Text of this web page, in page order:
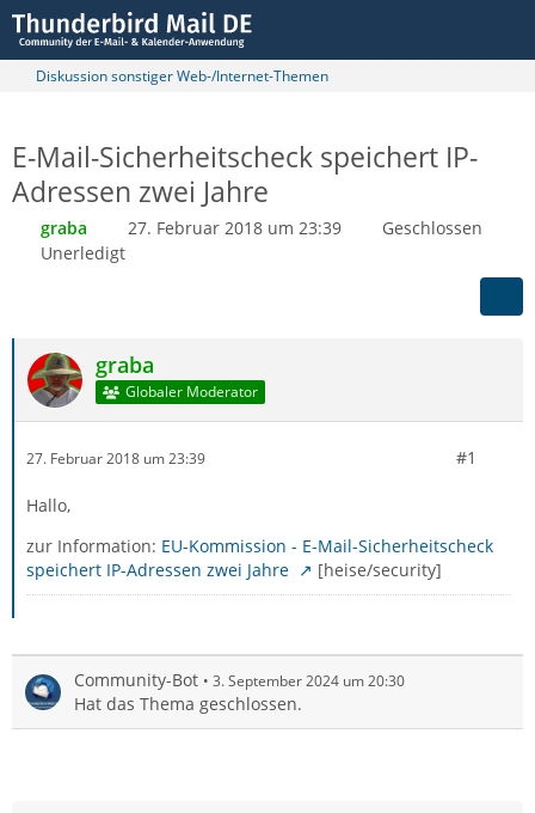
Diskussion sonstiger Web-/Internet-Themen
E-Mail-Sicherheitscheck speichert IP-
Adressen zwei Jahre
graba 27. Februar 2018 um 23:39
Geschlossen
Unerledigt
graba
Globaler Moderator
27. Februar 2018 um 23:39 #1
Hallo,
zur Information: EU-Kommission - E-Mail-Sicherheitscheck
speichert IP-Adressen zwei Jahre
[heise/security]
Community-Bot 3. September 2024 um 20:30
Hat das Thema geschlossen.